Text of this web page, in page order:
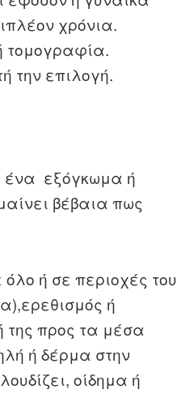
χρόνια.
τομογραφία.
την επιλογή.
ένα εξόγκωμα ή
βέβαια πως
ή σε περιοχές του
ή
της προς τα μέσα
ή δέρμα στην
οίδημα ή